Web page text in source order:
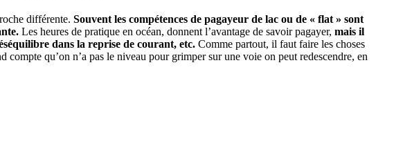
différente. Souvent les compétences de pagayeur de lac ou de « flat » sont
Les heures de pratique en océan, donnent l’avantage de savoir pagayer, mais il
dans la reprise de courant, etc. Comme partout, il faut faire les choses
compte qu’on n’a pas le niveau pour grimper sur une voie on peut redescendre, en